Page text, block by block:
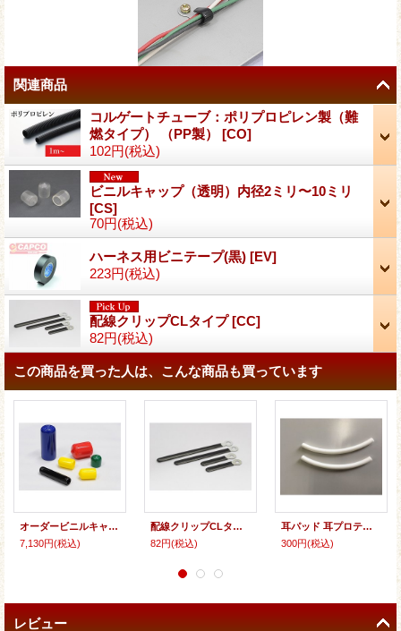
関連商品
コルゲートチューブ：ポリプロピレン製（難
燃タイプ） （PP製） [CO]
102円(税込)
ビニルキャップ（透明）内径2ミリ〜10ミリ
[CS]
70円(税込)
ハーネス用ビニテープ(黒) [EV]
223円(税込)
配線クリップCLタイプ[CC]
82円(税込)
この商品を買った人は、こんな商品も買っています
オーダービニルキャップ内径17ミリ〜25ミリ長さ20ミリ（100個入り〜）
7,130円(税込)
配線クリップCLタイプ
82円(税込)
耳パッド 耳プロテクター 耳ガード 耳保護チューブ マスク 耳 痛くならない
300円(税込)
レビュー